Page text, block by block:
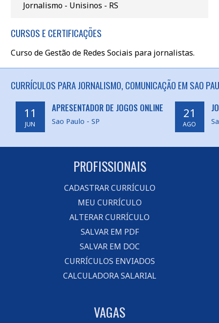
Jornalismo - Unisinos - RS
CURSOS E CERTIFICAÇÕES
Curso de Gestão de Redes Sociais para jornalistas.
CURRÍCULOS PARA JORNALISMO, COMUNICAÇÃO EM SAO
11
JUN
APRESENTADOR DE JOGOS ONLINE
Sao Paulo - SP
21
AGO
PROFISSIONAIS
CADASTRAR CURRÍCULO
MEU CURRÍCULO
ALTERAR CURRÍCULO
SALVAR EM PDF
SALVAR EM DOC
CURRÍCULOS ENVIADOS
CALCULADORA SALARIAL
VAGAS